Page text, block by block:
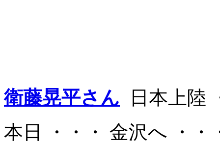
衛藤晃平さん 日本上陸
本日 ・・・ 金沢へ ・・